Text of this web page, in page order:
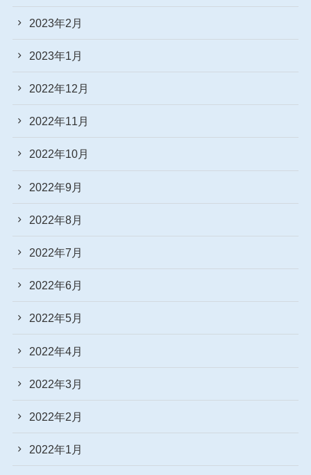
2023年2月
2023年1月
2022年12月
2022年11月
2022年10月
2022年9月
2022年8月
2022年7月
2022年6月
2022年5月
2022年4月
2022年3月
2022年2月
2022年1月